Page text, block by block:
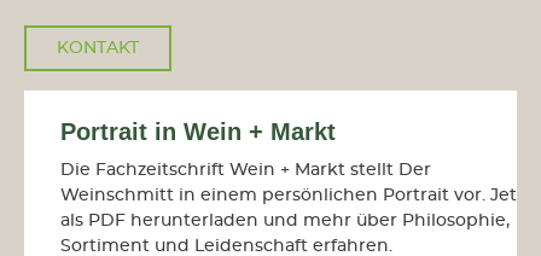
KONTAKT
Portrait in Wein + Markt
Die Fachzeitschrift Wein + Markt stellt Der
Weinschmitt in einem persönlichen Portrait vor. Jetzt
als PDF herunterladen und mehr über Philosophie,
Sortiment und Leidenschaft erfahren.